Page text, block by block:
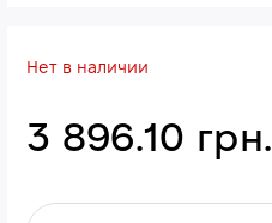
Нет в наличии
3 896.10 грн.